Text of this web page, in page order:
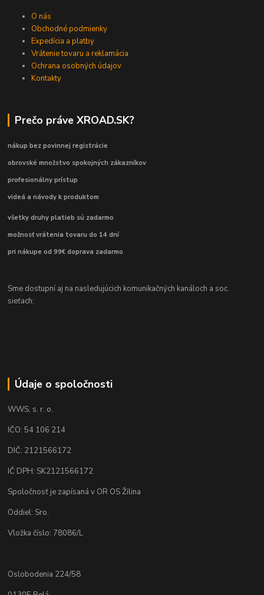
O nás
Obchodné podmienky
Expedícia a platby
Vrátenie tovaru a reklamácia
Ochrana osobných údajov
Kontakty
Prečo práve XROAD.SK?
nákup bez povinnej registrácie
obrovské množstvo spokojných zákazníkov
profesionálny prístup
videá a návody k produktom
všetky druhy platieb sú zadarmo
možnosť vrátenia tovaru do 14 dní
pri nákupe od 99€ doprava zadarmo
Sme dostupní aj na nasledujúcich komunikačných kanáloch a soc.
sieťach:
Údaje o spoločnosti
WWS, s. r. o.
IČO: 54 106 214
DIČ: 2121566172
IČ DPH: SK2121566172
Spoločnosť je zapísaná v OR OS Žilina
Oddiel: Sro.
Vložka číslo: 78086/L
Oslobodenia 224/58